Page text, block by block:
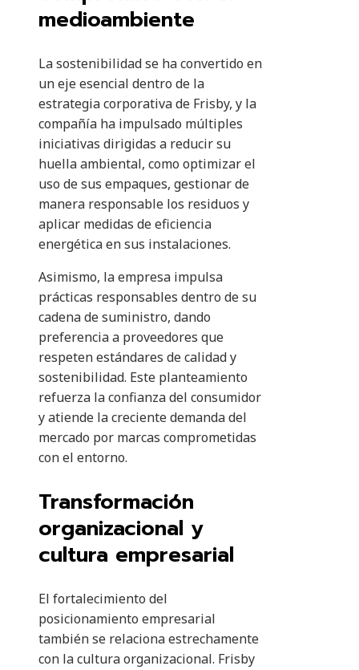
medioambiente
La sostenibilidad se ha convertido en
un eje esencial dentro de la
estrategia corporativa de Frisby, y la
compañía ha impulsado múltiples
iniciativas dirigidas a reducir su
huella ambiental, como optimizar el
uso de sus empaques, gestionar de
manera responsable los residuos y
aplicar medidas de eficiencia
energética en sus instalaciones.
Asimismo, la empresa impulsa
prácticas responsables dentro de su
cadena de suministro, dando
preferencia a proveedores que
respeten estándares de calidad y
sostenibilidad. Este planteamiento
refuerza la confianza del consumidor
y atiende la creciente demanda del
mercado por marcas comprometidas
con el entorno.
Transformación
organizacional y
cultura empresarial
El fortalecimiento del
posicionamiento empresarial
también se relaciona estrechamente
con la cultura organizacional. Frisby